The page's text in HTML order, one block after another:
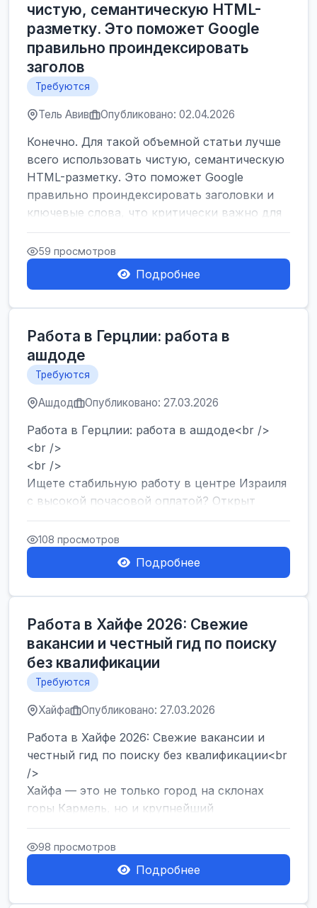
чистую, семантическую HTML-
разметку. Это поможет Google
правильно проиндексировать
заголов
Требуются
Тель Авив Опубликовано: 02.04.2026
Конечно. Для такой объемной статьи лучше
всего использовать чистую, семантическую
HTML-разметку. Это поможет Google
правильно проиндексировать заголовки и
ключевые слова, что критически важно для
SEO....
59 просмотров
Подробнее
Работа в Герцлии: работа в
ашдоде
Требуются
Ашдод Опубликовано: 27.03.2026
Работа в Герцлии: работа в ашдоде<br />
<br />
<br />
Ищете стабильную работу в центре Израиля
с высокой почасовой оплатой? Открыт
набор сотрудников на современный склад в
Герцлии. Мы предлагаем оф...
108 просмотров
Подробнее
Работа в Хайфе 2026: Свежие
вакансии и честный гид по поиску
без квалификации
Требуются
Хайфа Опубликовано: 27.03.2026
Работа в Хайфе 2026: Свежие вакансии и
честный гид по поиску без квалификации<br
/>
Хайфа — это не только город на склонах
горы Кармель, но и крупнейший
промышленный и логистический хаб
Израиля. Если...
98 просмотров
Подробнее